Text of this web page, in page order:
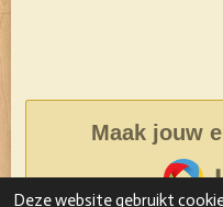
Deze website gebruikt
Maak jouw